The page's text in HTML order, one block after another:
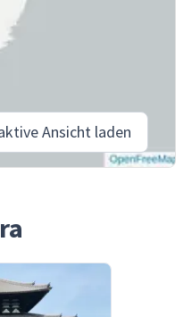
Ansicht laden